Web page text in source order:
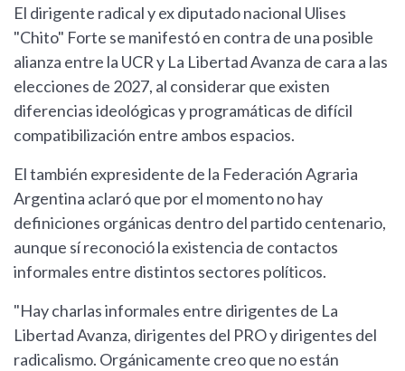
El dirigente radical y ex diputado nacional Ulises
"Chito" Forte se manifestó en contra de una posible
alianza entre la UCR y La Libertad Avanza de cara a las
elecciones de 2027, al considerar que existen
diferencias ideológicas y programáticas de difícil
compatibilización entre ambos espacios.
El también expresidente de la Federación Agraria
Argentina aclaró que por el momento no hay
definiciones orgánicas dentro del partido centenario,
aunque sí reconoció la existencia de contactos
informales entre distintos sectores políticos.
"Hay charlas informales entre dirigentes de La
Libertad Avanza, dirigentes del PRO y dirigentes del
radicalismo. Orgánicamente creo que no están